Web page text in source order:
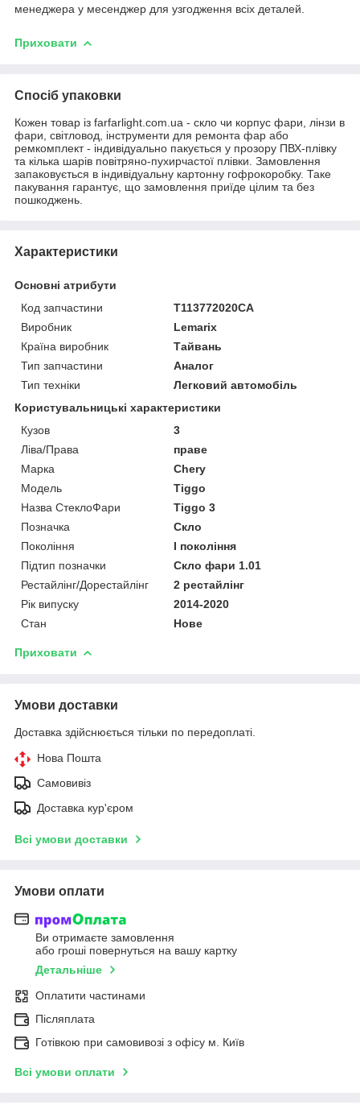
менеджера у месенджер для узгодження всіх деталей.
Приховати
Спосіб упаковки
Кожен товар із farfarlight.com.ua - скло чи корпус фари, лінзи в
фари, світловод, інструменти для ремонта фар або
ремкомплект - індивідуально пакується у прозору ПВХ-плівку
та кілька шарів повітряно-пухирчастої плівки. Замовлення
запаковується в індивідуальну картонну гофрокоробку. Таке
пакування гарантує, що замовлення приїде цілим та без
пошкоджень.
Характеристики
Основні атрибути
Код запчастини
T113772020CA
Виробник
Lemarix
Країна виробник
Тайвань
Тип запчастини
Аналог
Тип техніки
Легковий автомобіль
Користувальницькі характеристики
Кузов
3
Ліва/Права
праве
Марка
Chery
Мoдель
Tiggo
Назва СтеклоФари
Tiggo 3
Позначка
Скло
Покоління
I покоління
Підтип позначки
Скло фари 1.01
Рестайлінг/Дорестайлінг
2 рестайлінг
Рік випуску
2014-2020
Стан
Нове
Приховати
Умови доставки
Доставка здійснюється тільки по передоплаті.
Нова Пошта
Самовивіз
Доставка кур'єром
Всі умови доставки
Умови оплати
Ви отримаєте замовлення
або гроші повернуться на вашу картку
Детальніше
Оплатити частинами
Післяплата
Готівкою при самовивозі з офісу м. Київ
Всі умови оплати